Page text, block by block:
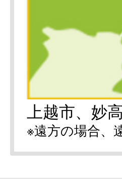
上越市、妙
※遠方の場合、